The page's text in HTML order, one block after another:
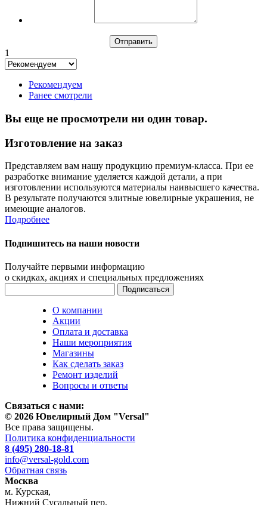
1
Рекомендуем
Ранее смотрели
Вы еще не просмотрели ни один товар.
Изготовление на заказ
Представляем вам нашу продукцию премиум-класса. При ее
разработке внимание уделяется каждой детали, а при
изготовлении используются материалы наивысшего качества.
В результате получаются элитные ювелирные украшения, не
имеющие аналогов.
Подробнее
Подпишитесь на наши новости
Получайте первыми информацию
о скидках, акциях и специальных предложениях
О компании
Акции
Оплата и доставка
Наши мероприятия
Магазины
Как сделать заказ
Ремонт изделий
Вопросы и ответы
Связаться с нами:
© 2026 Ювелирный Дом "Versal"
Все права защищены.
Политика конфиденциальности
8 (495) 280-18-81
info@versal-gold.com
Обратная связь
Москва
м. Курская,
Нижний Сусальный пер.